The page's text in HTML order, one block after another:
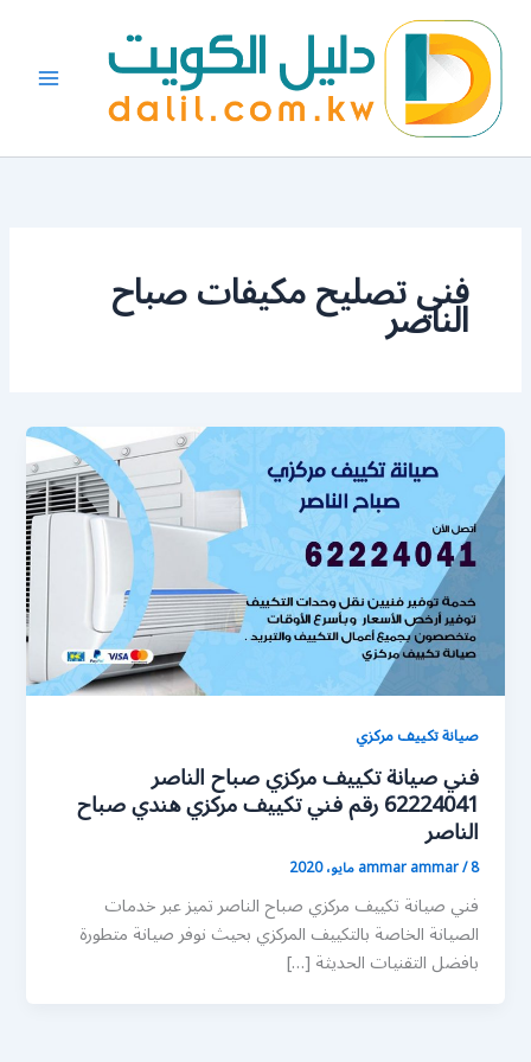
المحتوى
فني تصليح مكيفات صباح
الناصر
صيانة تكييف مركزي
فني صيانة تكييف مركزي صباح الناصر
62224041 رقم فني تكييف مركزي هندي صباح
الناصر
ammar ammar/8 مايو، 2020
فني صيانة تكييف مركزي صباح الناصر تميز عبر خدمات
الصيانة الخاصة بالتكييف المركزي بحيث نوفر صيانة متطورة
بافضل التقنيات الحديثة […]